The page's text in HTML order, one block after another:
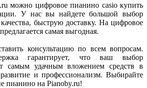
можно цифровое пианино casio купить
У нас вы найдете большой выбор
быструю доставку. На цифровое
самая выгодная.
консультацию по всем вопросам.
гарантирует, что ваш выбор
самым удачным вложением средств в
и профессионализм. Выбирайте
пианино на Pianoby.ru!